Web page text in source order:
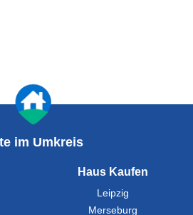
im Umkreis
Haus Kaufen
Leipzig
Merseburg